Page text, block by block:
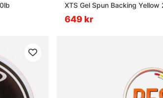
XTS Gel Spun Backing
649 kr